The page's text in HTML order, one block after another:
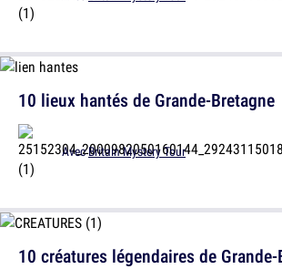
10 lieux hantés de Grande-Bretagne
AvecBritain Mystery Tour
10 créatures légendaires de